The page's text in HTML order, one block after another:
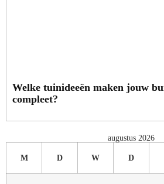
Welke tuinideeën maken jouw
compleet?
augustus 2026
M D W D